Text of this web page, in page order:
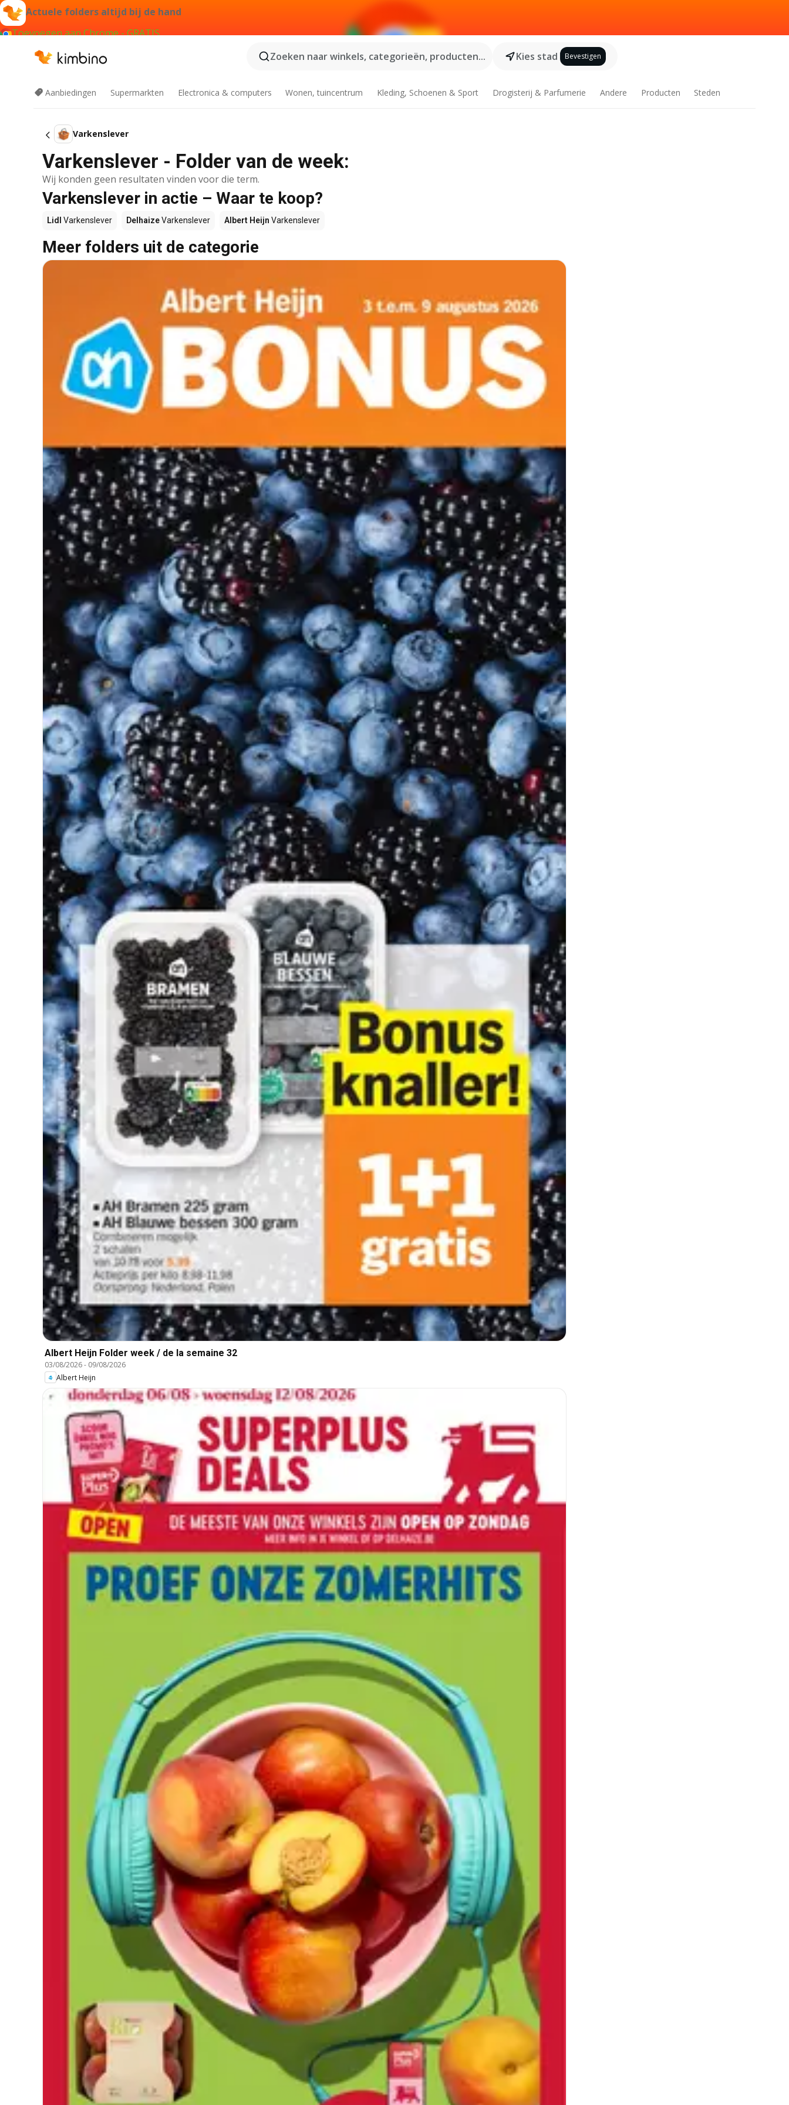
Actuele folders altijd bij de hand
Toevoegen aan Chrome - GRATIS
Zoeken naar winkels, categorieën, producten...
Kies stad Bevestigen
Aanbiedingen Supermarkten Electronica & computers Wonen, tuincentrum Kleding, Schoenen & Sport Drogisterij & Parfumerie Andere Producten Steden
Varkenslever
Varkenslever - Folder van de week:
Wij konden geen resultaten vinden voor die term.
Varkenslever in actie – Waar te koop?
Lidl Varkenslever DelhaizeVarkenslever Albert Heijn Varkenslever
Meer folders uit de categorie
Albert Heijn Folder week / de la semaine 32
03/08/2026- 09/08/2026
Albert Heijn